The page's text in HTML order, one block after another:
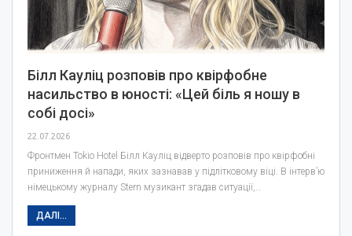
Білл Кауліц розповів про квірфобне
насильство в юності: «Цей біль я ношу в
собі досі»
22.07.2026
Фронтмен Tokio Hotel Білл Кауліц відверто розповів про квірфобні
приниження й напади, яких зазнавав у підлітковому віці. В інтерв’ю
німецькому журналу Stern музикант згадав ситуації,…
ДАЛІ...